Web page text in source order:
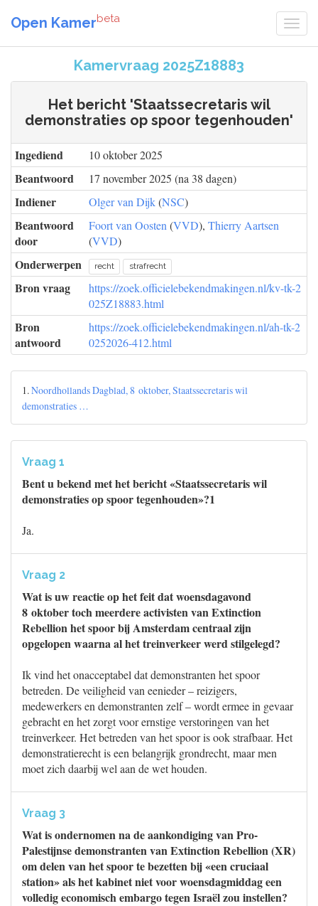
Open Kamerbeta
Kamervraag 2025Z18883
Het bericht 'Staatssecretaris wil
demonstraties op spoor tegenhouden'
Ingediend 10 oktober 2025
Beantwoord 17 november 2025 (na 38 dagen)
Indiener Olger van Dijk(NSC)
Beantwoord
door
Foort van Oosten (VVD), Thierry Aartsen
(VVD)
Onderwerpen recht strafrecht
Bron vraag
https://zoek.officielebekendmakingen.nl/kv-tk-2
025Z18883.html
Bron
antwoord
https://zoek.officielebekendmakingen.nl/ah-tk-2
0252026-412.html
1.Noordhollands Dagblad, 8 oktober, Staatssecretaris wil
demonstraties …
Vraag 1
Bent u bekend met het bericht «Staatssecretaris wil
demonstraties op spoor tegenhouden»?1
Ja.
Vraag 2
Wat is uw reactie op het feit dat woensdagavond
8 oktober toch meerdere activisten van Extinction
Rebellion het spoor bij Amsterdam centraal zijn
opgelopen waarna al het treinverkeer werd stilgelegd?
Ik vind het onacceptabel dat demonstranten het spoor
betreden. De veiligheid van eenieder – reizigers,
medewerkers en demonstranten zelf – wordt ermee in gevaar
gebracht en het zorgt voor ernstige verstoringen van het
treinverkeer. Het betreden van het spoor is ook strafbaar. Het
demonstratierecht is een belangrijk grondrecht, maar men
moet zich daarbij wel aan de wet houden.
Vraag 3
Wat is ondernomen na de aankondiging van Pro-
Palestijnse demonstranten van Extinction Rebellion (XR)
om delen van het spoor te bezetten bij «een cruciaal
station» als het kabinet niet voor woensdagmiddag een
volledig economisch embargo tegen Israël zou instellen?